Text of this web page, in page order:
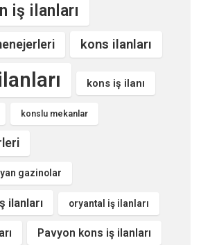
iş ilanları
kons ilanları
kons iş ilanı
konslu mekanlar
gazinolar
ilanları oryantal iş ilanları
Pavyon kons iş ilanları